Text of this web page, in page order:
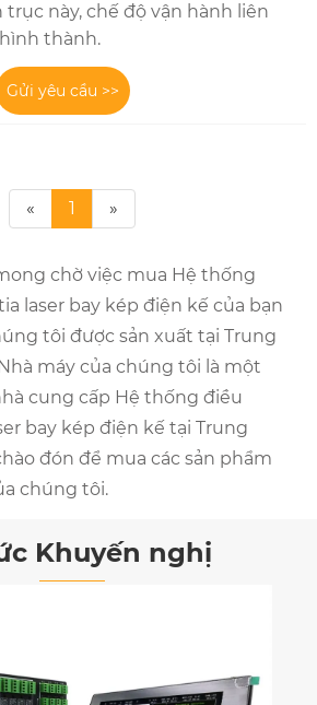
này, chế độ vận hành liên
thành.
Gửi yêu cầu >>
« 1 »
chờ việc mua Hệ thống
laser bay kép điện kế của bạn
tôi được sản xuất tại Trung
máy của chúng tôi là một
cung cấp Hệ thống điều
bay kép điện kế tại Trung
đón để mua các sản phẩm
chúng tôi.
Khuyến nghị